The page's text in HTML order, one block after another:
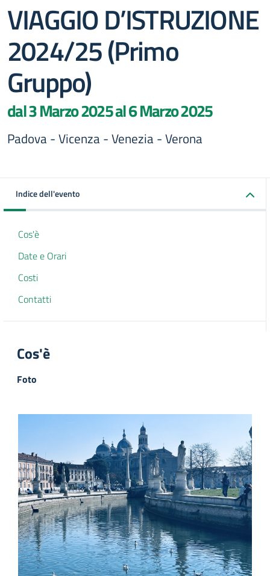
VIAGGIO D’ISTRUZIONE
2024/25 (Primo
Gruppo)
dal 3 Marzo 2025 al 6 Marzo 2025
Padova - Vicenza - Venezia - Verona
Indice dell'evento
Cos'è
Date e Orari
Costi
Contatti
Cos'è
Foto